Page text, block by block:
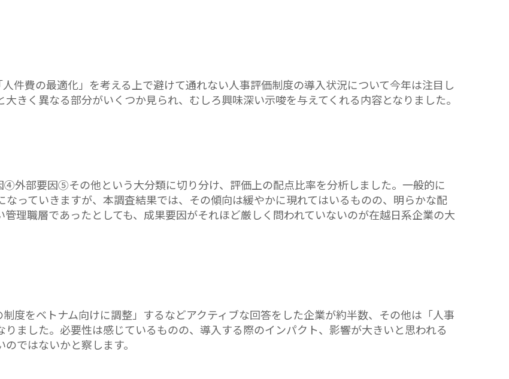
件費の最適化」を考える上で避けて通れない人事評価制度の導入状況について今年は注目し
きく異なる部分がいくつか見られ、むしろ興味深い示唆を与えてくれる内容となりました。
部要因⑤その他という大分類に切り分け、評価上の配点比率を分析しました。一般的に
っていきますが、本調査結果では、その傾向は緩やかに現れてはいるものの、明らかな配
理職層であったとしても、成果要因がそれほど厳しく問われていないのが在越日系企業の大
度をベトナム向けに調整」するなどアクティブな回答をした企業が約半数、その他は「人事
ました。必要性は感じているものの、導入する際のインパクト、影響が大きいと思われる
ではないかと察します。